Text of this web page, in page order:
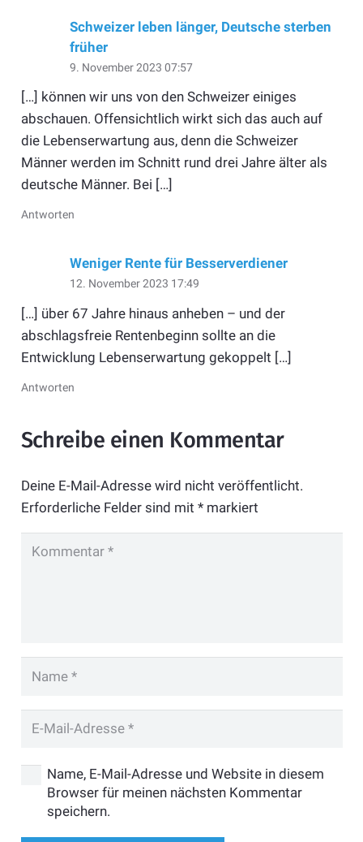
Schweizer leben länger, Deutsche sterben
früher
9. November 2023 07:57
[…] können wir uns von den Schweizer einiges
abschauen. Offensichtlich wirkt sich das auch auf
die Lebenserwartung aus, denn die Schweizer
Männer werden im Schnitt rund drei Jahre älter als
deutsche Männer. Bei […]
Antworten
Weniger Rente für Besserverdiener
12. November 2023 17:49
[…] über 67 Jahre hinaus anheben – und der
abschlagsfreie Rentenbeginn sollte an die
Entwicklung Lebenserwartung gekoppelt […]
Antworten
Schreibe einen Kommentar
Deine E-Mail-Adresse wird nicht veröffentlicht.
Erforderliche Felder sind mit *markiert
Name, E-Mail-Adresse und Website in diesem
Browser für meinen nächsten Kommentar
speichern.